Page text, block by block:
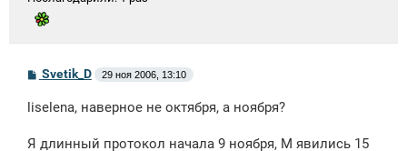
С
о
б
н
Svetik_D 29 ноя 2006, 13:10
liselena, наверное не октября, а ноября?
Я длинный протокол начала 9 ноября, М явились 15